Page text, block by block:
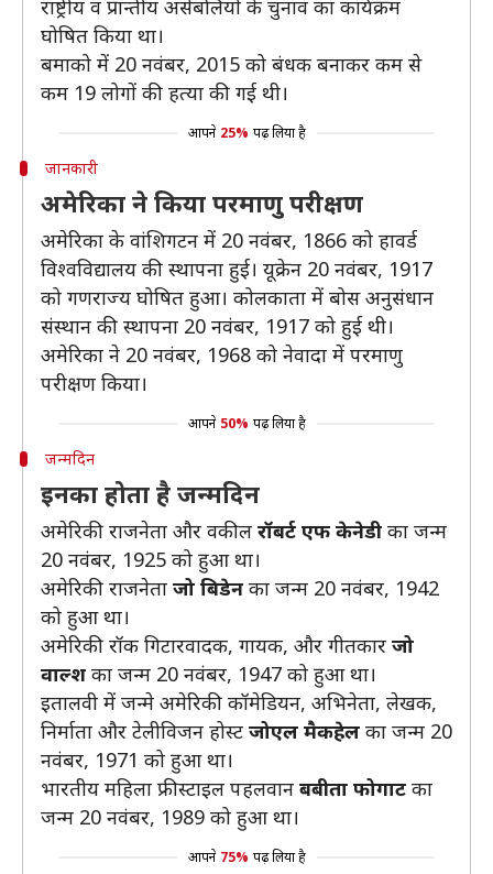
राष्ट्रीय व प्रान्तीय असेंबलियों के चुनाव का कार्यक्रम
घोषित किया था।
बमाको में 20 नवंबर, 2015 को बंधक बनाकर कम से
कम 19 लोगों की हत्या की गई थी।
आपने 25% पढ़ लिया है
जानकारी
अमेरिका ने किया परमाणु परीक्षण
अमेरिका के वांशिगटन में 20 नवंबर, 1866 को हावर्ड
विश्वविद्यालय की स्थापना हुई। यूक्रेन 20 नवंबर, 1917
को गणराज्य घोषित हुआ। कोलकाता में बोस अनुसंधान
संस्थान की स्थापना 20 नवंबर, 1917 को हुई थी।
अमेरिका ने 20 नवंबर, 1968 को नेवादा में परमाणु
परीक्षण किया।
आपने 50% पढ़ लिया है
जन्मदिन
इनका होता है जन्मदिन
अमेरिकी राजनेता और वकील रॉबर्ट एफ केनेडी का जन्म
20 नवंबर, 1925 को हुआ था।
अमेरिकी राजनेता जो बिडेन का जन्म 20 नवंबर, 1942
को हुआ था।
अमेरिकी रॉक गिटारवादक, गायक, और गीतकार जो
वाल्श का जन्म 20 नवंबर, 1947 को हुआ था।
इतालवी में जन्मे अमेरिकी कॉमेडियन, अभिनेता, लेखक,
निर्माता और टेलीविजन होस्ट जोएल मैकहेल का जन्म 20
नवंबर, 1971 को हुआ था।
भारतीय महिला फ्रीस्टाइल पहलवान बबीता फोगाट का
जन्म 20 नवंबर, 1989 को हुआ था।
आपने 75% पढ़ लिया है